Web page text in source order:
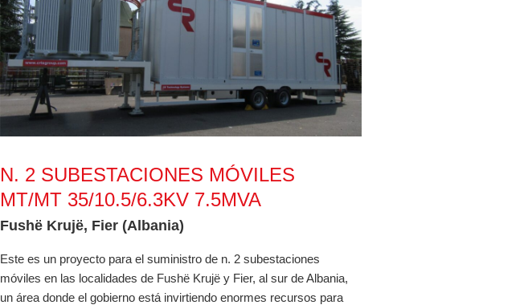
N. 2 SUBESTACIONES MÓVILES
MT/MT 35/10.5/6.3KV 7.5MVA
Fushë Krujë, Fier (Albania)
Este es un proyecto para el suministro de n. 2 subestaciones
móviles en las localidades de Fushë Krujë y Fier, al sur de Albania,
un área donde el gobierno está invirtiendo enormes recursos para